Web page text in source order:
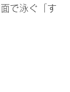
で泳ぐ「す